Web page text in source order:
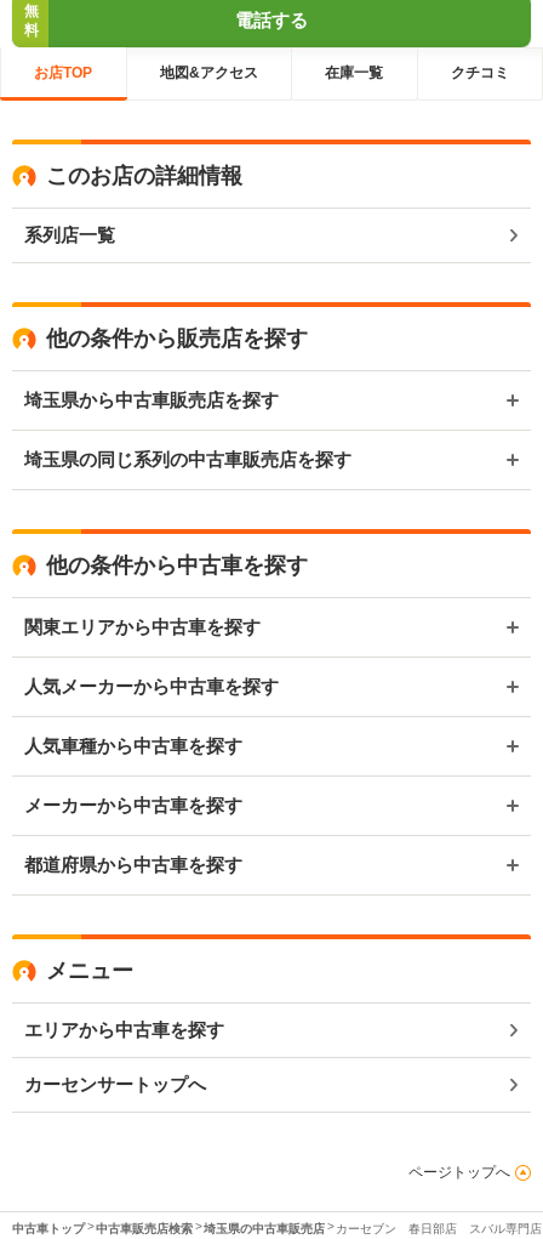
無
料
電話する
お店TOP 地図&アクセス 在庫一覧 クチコミ
このお店の詳細情報
系列店一覧
他の条件から販売店を探す
埼玉県から中古車販売店を探す
埼玉県の同じ系列の中古車販売店を探す
他の条件から中古車を探す
関東エリアから中古車を探す
人気メーカーから中古車を探す
人気車種から中古車を探す
メーカーから中古車を探す
都道府県から中古車を探す
メニュー
エリアから中古車を探す
カーセンサートップへ
ページトップへ
中古車トップ 中古車販売店検索 埼玉県の中古車販売店 カーセブン 春日部店 スバル専門店